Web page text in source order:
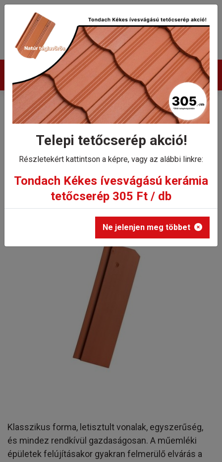
Termékek
Tondach Pilis egyenes
félcserép (egyenesvágású)
Tondach Pilis egyenes félcserép (egyenesvágású)
Klasszikus forma, letisztult vonalak, egyszerűség,
és mindez rendkívül gazdaságosan. A műemléki
épületek felújításakor gyakran felmerülő elvárás a
Telepi tetőcserép akció!
Részletekért kattintson a képre, vagy az alábbi linkre:
Tondach Kékes ívesvágású kerámia
tetőcserép 305 Ft / db
Ne jelenjen meg többet